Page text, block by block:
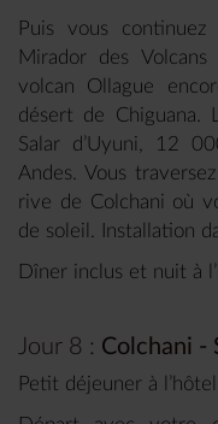
Puis vous
Mirador des
volcan Ollague
désert de Chiguana.
Salar d’Uyuni, 12
Andes. Vous
rive de Colchani où
de soleil. Installation
Dîner inclus et nuit à
Jour 8 : Colchani -
Petit déjeuner à l’hôtel.